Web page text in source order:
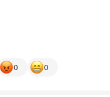
0 0